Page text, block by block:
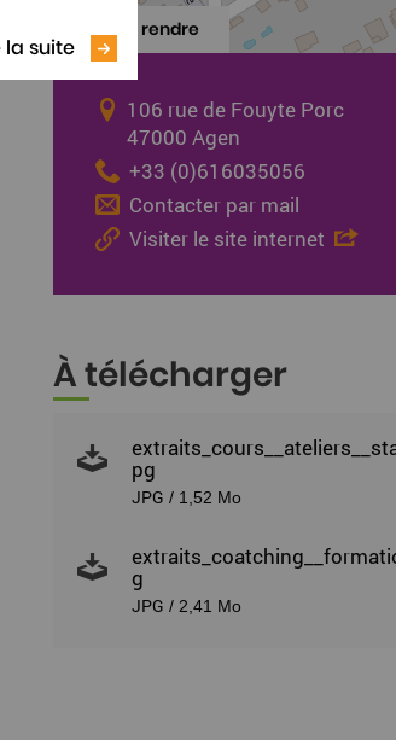
S'y rendre
106 rue de Fouyte Porc
47000 Agen
+33 (0)616035056
Contacter par mail
Visiter le site internet
À télécharger
pg
JPG / 1,52 Mo
g
JPG / 2,41 Mo
la suite